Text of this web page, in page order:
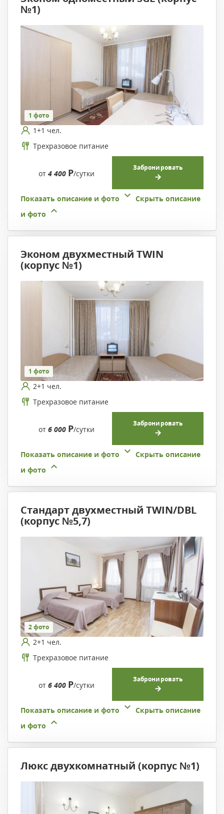
№1)
1 фото
1+1 чел.
Трехразовое питание
от 4 400 Р/сутки
Забронировать
Показать описание и фото
Скрыть описание
и фото
Эконом двухместный TWIN
(корпус №1)
1 фото
2+1 чел.
Трехразовое питание
от 6 000 Р/сутки
Забронировать
Показать описание и фото
Скрыть описание
и фото
Стандарт двухместный TWIN/DBL
(корпус №5,7)
2 фото
2+1 чел.
Трехразовое питание
от 6 400 Р/сутки
Забронировать
Показать описание и фото
Скрыть описание
и фото
Люкс двухкомнатный (корпус №1)